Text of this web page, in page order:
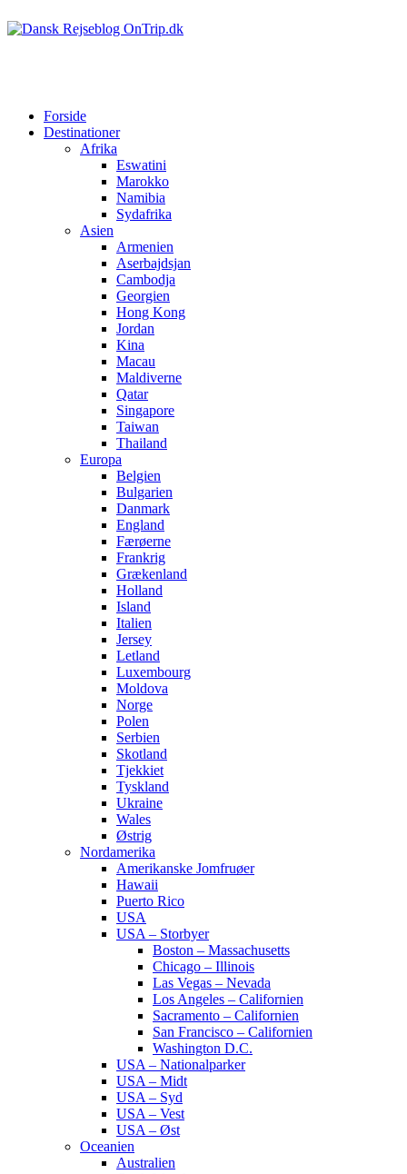
Forside
Destinationer
Afrika
Eswatini
Marokko
Namibia
Sydafrika
Asien
Armenien
Aserbajdsjan
Cambodja
Georgien
Hong Kong
Jordan
Kina
Macau
Maldiverne
Qatar
Singapore
Taiwan
Thailand
Europa
Belgien
Bulgarien
Danmark
England
Færøerne
Frankrig
Grækenland
Holland
Island
Italien
Jersey
Letland
Luxembourg
Moldova
Norge
Polen
Serbien
Skotland
Tjekkiet
Tyskland
Ukraine
Wales
Østrig
Nordamerika
Amerikanske Jomfruøer
Hawaii
Puerto Rico
USA
USA – Storbyer
Boston – Massachusetts
Chicago – Illinois
Las Vegas – Nevada
Los Angeles – Californien
Sacramento – Californien
San Francisco – Californien
Washington D.C.
USA – Nationalparker
USA – Midt
USA – Syd
USA – Vest
USA – Øst
Oceanien
Australien